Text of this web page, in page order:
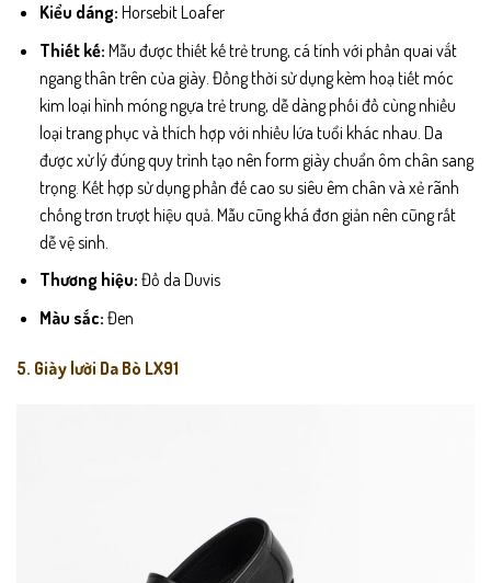
Kiểu dáng: Horsebit Loafer
Thiết kế: Mẫu được thiết kế trẻ trung, cá tính với phần quai vắt
ngang thân trên của giày. Đồng thời sử dụng kèm hoạ tiết móc
kim loại hình móng ngựa trẻ trung, dễ dàng phối đồ cùng nhiều
loại trang phục và thích hợp với nhiều lứa tuổi khác nhau. Da
được xử lý đúng quy trình tạo nên form giày chuẩn ôm chân sang
trọng. Kết hợp sử dụng phần đế cao su siêu êm chân và xẻ rãnh
chống trơn trượt hiệu quả. Mẫu cũng khá đơn giản nên cũng rất
dễ vệ sinh.
Thương hiệu: Đồ da Duvis
Màu sắc: Đen
5. Giày lười Da Bò LX91